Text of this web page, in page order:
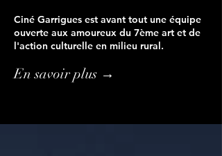
Ciné Garrigues est avant tout une équipe
ouverte aux amoureux du 7ème art et de
l'action culturelle en milieu rural.
En savoir plus →